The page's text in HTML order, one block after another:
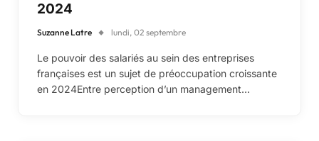
2024
Suzanne Latre lundi, 02 septembre
Le pouvoir des salariés au sein des entreprises
françaises est un sujet de préoccupation croissante
en 2024Entre perception d’un management…